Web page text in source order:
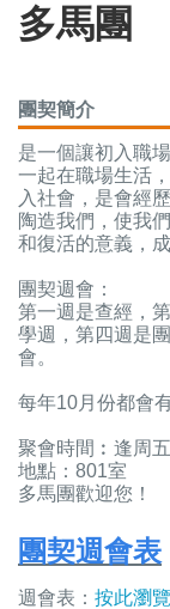
多馬團
團契簡介
是一個讓初入職
一起在職場生活
入社會，是會經
陶造我們，使我
和復活的意義，
團契週會：
第一週是查經，
學週，第四週是
會。
每年10月份都會
聚會時間︰逢周
地點：801室
多馬團歡迎您！
團契週會表
週會表： 按此瀏